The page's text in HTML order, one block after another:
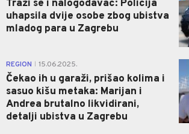
Traži se i nalogodavac: Policija
uhapsila dvije osobe zbog ubistva
mladog para u Zagrebu
REGION 15.06.2025.
Čekao ih u garaži, prišao kolima i
sasuo kišu metaka: Marijan i
Andrea brutalno likvidirani,
detalji ubistva u Zagrebu